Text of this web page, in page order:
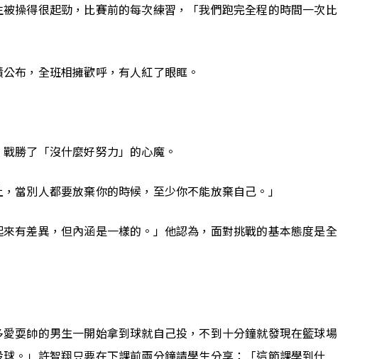
操得很起勁，比賽前的每次練習，「我們跑完全程的時間一次比
布，全班相擁歡呼，有人紅了眼眶。
勝了「沒什麼好努力」的心魔。
當別人都要放棄你的時候，至少你不能放棄自己。」
有差異，但內涵是一樣的。」他認為，面對挑戰的基本態度是全
耍帥的男生一開始拿到球就自己投，不到十分鐘就發現在籃球場
。」許智翔只要在下課前兩分鐘請學生分享：「這節課學到什